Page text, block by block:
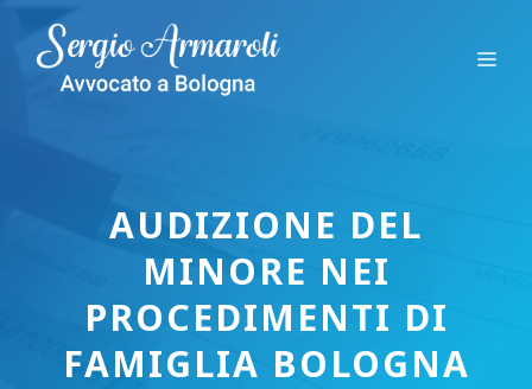
contenuto
AUDIZIONE DEL
MINORE NEI
PROCEDIMENTI DI
FAMIGLIA BOLOGNA